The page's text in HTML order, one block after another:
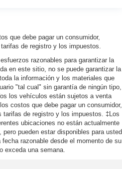
que debe pagar un consumidor,
de registro y los impuestos.
razonables para garantizar la
en este sitio, no se puede garantizar la
la información y los materiales que
"tal cual" sin garantía de ningún tipo,
los vehículos están sujetos a venta
costos que debe pagar un consumidor,
de registro y los impuestos. ‡Los
ubicaciones no están actualmente
pueden estar disponibles para usted
razonable desde el momento de su
exceda una semana.